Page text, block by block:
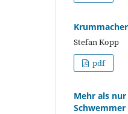
Stefan Kopp
pdf
Mehr als